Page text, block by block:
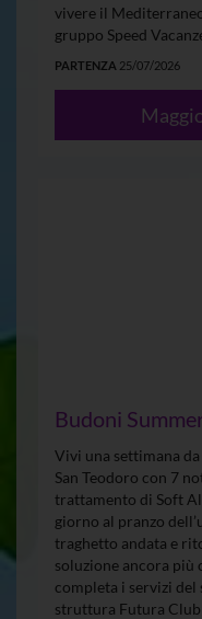
vivere il
gruppo Speed
PARTENZA 25/07/2026
Budoni
Vivi una settimana
San Teodoro con 7
trattamento di Soft
giorno al pranzo
traghetto andata e
soluzione ancora più
completa i servizi del
struttura Futura